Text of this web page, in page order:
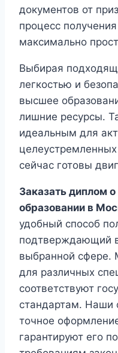
документов от
процесс
максимально
Выбирая
легкостью и
высшее
лишние ресурсы.
идеальным для
сейчас готовы
Заказать диплом
образовании в
удобный способ
подтверждающий
выбранной
для различных
соответствуют
стандартам. Наши
точное
гарантируют его